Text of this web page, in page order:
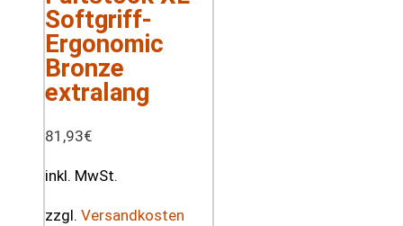
Softgriff-
Ergonomic
Bronze
extralang
81,93€
inkl. MwSt.
zzgl. Versandkosten